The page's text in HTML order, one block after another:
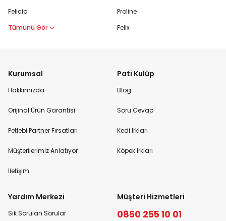
Felicia
Tümünü Gör
Proline
Felix
Kurumsal
Hakkımızda
Orijinal Ürün Garantisi
Petlebi Partner Fırsatları
Müşterilerimiz Anlatıyor
İletişim
Pati Kulüp
Blog
Soru Cevap
Kedi Irkları
Köpek Irkları
Yardım Merkezi
Sık Sorulan Sorular
Müşteri Hizmetleri
0850 255 10 01